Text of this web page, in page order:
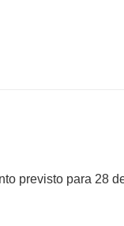
previsto para 28